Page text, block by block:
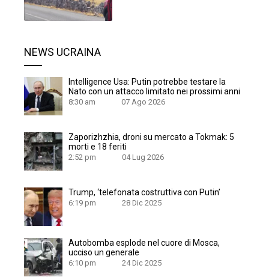
NEWS UCRAINA
Intelligence Usa: Putin potrebbe testare la
Nato con un attacco limitato nei prossimi anni
8:30 am 07 Ago 2026
Zaporizhzhia, droni su mercato a Tokmak: 5
morti e 18 feriti
2:52 pm 04 Lug 2026
Trump, ‘telefonata costruttiva con Putin’
6:19 pm 28 Dic 2025
Autobomba esplode nel cuore di Mosca,
ucciso un generale
6:10 pm 24 Dic 2025